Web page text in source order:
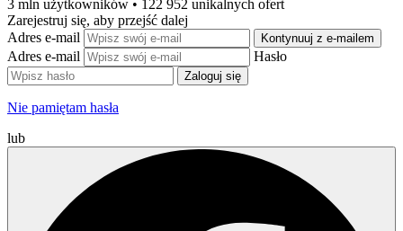
3 mln użytkowników • 122 952 unikalnych ofert
Zarejestruj się, aby przejść dalej
Adres e-mail
Kontynuuj z e-mailem
Adres e-mail Hasło
Zaloguj się
Nie pamiętam hasła
lub